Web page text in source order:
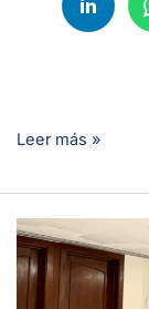
Leer más »
¿Cómo
es
estudiar